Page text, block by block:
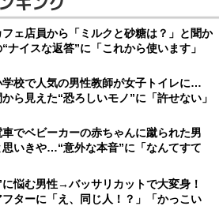
フェ店員から「ミルクと砂糖は？」と聞か
イスな返答”に「これから使います」
学校で人気の男性教師が女子トイレに…
ら見えた“恐ろしいモノ”に「許せない」
車でベビーカーの赤ちゃんに蹴られた男
いきや…“意外な本音”に「なんてすて
に悩む男性→バッサリカットで大変身！
フターに「え、同じ人！？」「かっこい